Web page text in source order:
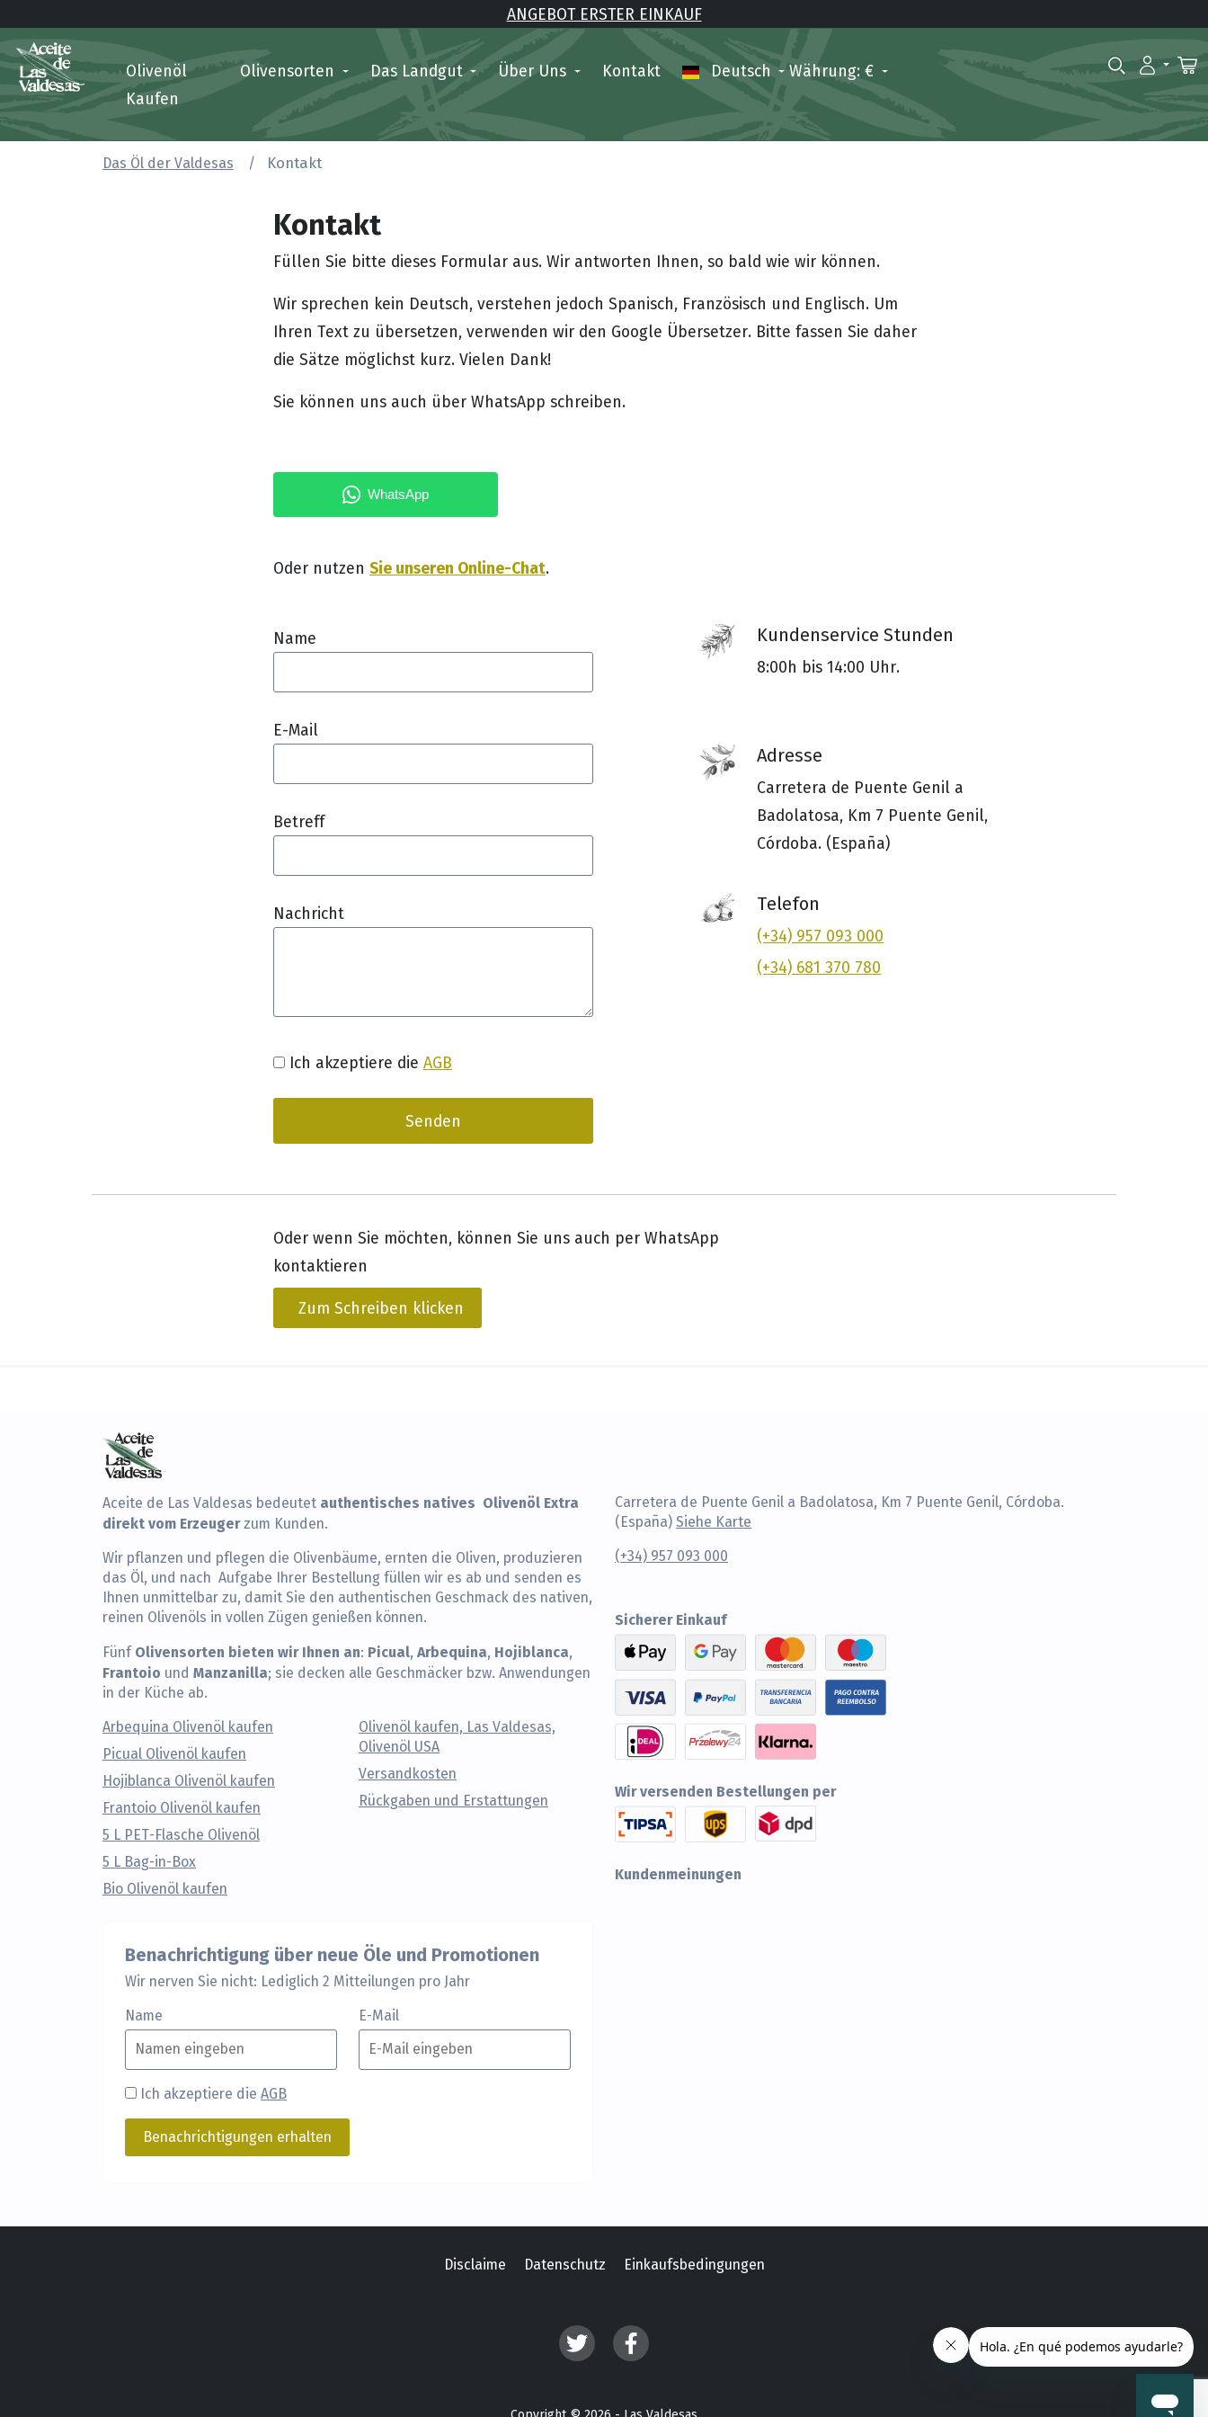
ANGEBOT ERSTER EINKAUF
Olivenöl
Kaufen
Olivensorten Das Landgut Über Uns Kontakt Deutsch Währung: €
Das Öl der Valdesas Kontakt
Kontakt
Füllen Sie bitte dieses Formular aus. Wir antworten Ihnen, so bald wie wir können.
Wir sprechen kein Deutsch, verstehen jedoch Spanisch, Französisch und Englisch. Um
Ihren Text zu übersetzen, verwenden wir den Google Übersetzer. Bitte fassen Sie daher
die Sätze möglichst kurz. Vielen Dank!
Sie können uns auch über WhatsApp schreiben.
Oder nutzen Sie unseren Online-Chat.
Name
E-Mail
Betreff
Nachricht
Ich akzeptiere die AGB
Senden
Kundenservice Stunden
8:00h bis 14:00 Uhr.
Adresse
Carretera de Puente Genil a
Badolatosa, Km 7 Puente Genil,
Córdoba. (España)
Telefon
(+34) 957 093 000
(+34) 681 370 780
Oder wenn Sie möchten, können Sie uns auch per WhatsApp
kontaktieren
Zum Schreiben klicken
Aceite de Las Valdesas bedeutet authentisches natives Olivenöl Extra
direkt vom Erzeugerzum Kunden.
Wir pflanzen und pflegen die Olivenbäume, ernten die Oliven, produzieren
das Öl, und nach Aufgabe Ihrer Bestellung füllen wir es ab und senden es
Ihnen unmittelbar zu, damit Sie den authentischen Geschmack des nativen,
reinen Olivenöls in vollen Zügen genießen können.
FünfOlivensorten bieten wir Ihnen an: Picual, Arbequina, Hojiblanca,
Frantoio und Manzanilla; sie decken alle Geschmäcker bzw. Anwendungen
in der Küche ab.
Arbequina Olivenöl kaufen
Picual Olivenöl kaufen
Hojiblanca Olivenöl kaufen
Frantoio Olivenöl kaufen
5 L PET-Flasche Olivenöl
5 L Bag-in-Box
Bio Olivenöl kaufen
Olivenöl kaufen, Las Valdesas,
Olivenöl USA
Versandkosten
Rückgaben und Erstattungen
Benachrichtigung über neue Öle und Promotionen
Wir nerven Sie nicht: Lediglich 2 Mitteilungen pro Jahr
Name
E-Mail
Ich akzeptiere die AGB
Carretera de Puente Genil a Badolatosa, Km 7 Puente Genil, Córdoba.
(España)Siehe Karte
(+34) 957 093 000
Sicherer Einkauf
Wir versenden Bestellungen per
Kundenmeinungen
Disclaime Datenschutz Einkaufsbedingungen